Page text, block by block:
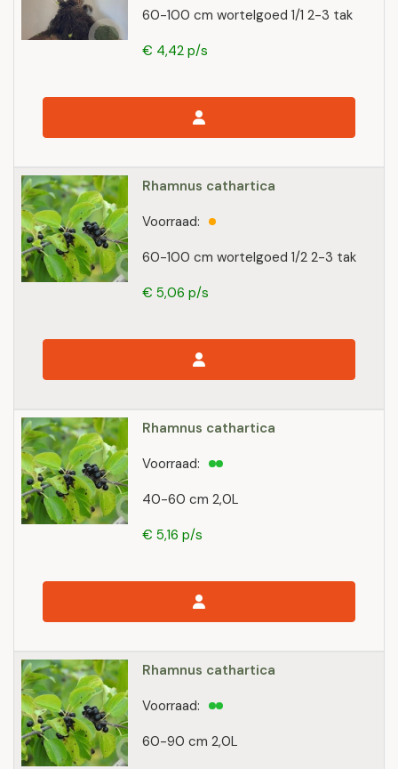
60-100 cm wortelgoed 1/1 2-3 tak
€ 4,42 p/s
Rhamnus cathartica
60-100 cm wortelgoed 1/2 2-3 tak
Voorraad:
€ 5,06 p/s
Rhamnus cathartica
40-60 cm 2,0L
Voorraad:
€ 5,16 p/s
Rhamnus cathartica
60-90 cm 2,0L
Voorraad: